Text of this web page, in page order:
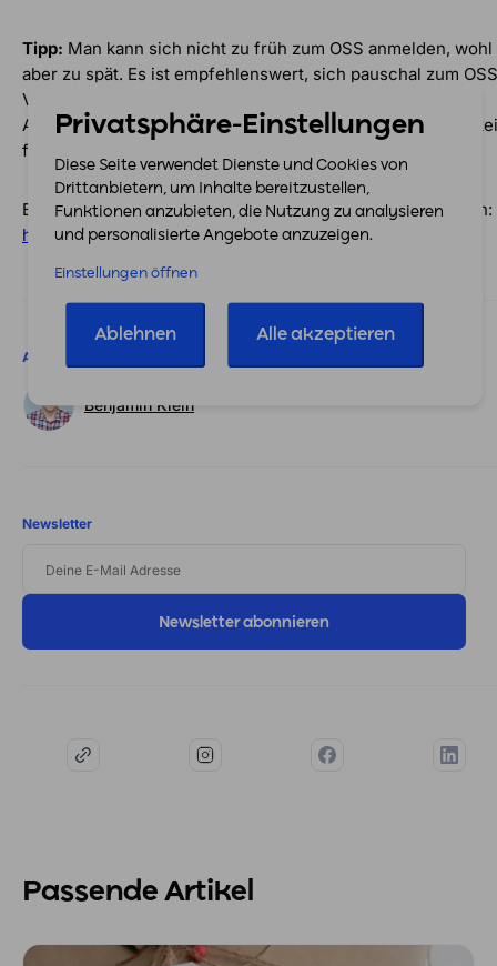
Autoren
Benjamin Klein
Newsletter
ADRESSE
Tipp: Man kann sich nicht zu früh zum OSS anmelden, wohl
aber zu spät. Es ist empfehlenswert, sich pauschal zum OSS
Verfahren anzumelden und Systeme wie z.B. countX zur
Abwicklung zu nutzen. Das verringert die
falsch oder gar zu spät zu handeln, massiv.
Bei Fragen zu obigen Punkten, sprecht countXjederzeit an:
hello@countx.comoder direkt unter +49 30 62 93 15 599.
Passende Artikel
Privatsphäre-Einstellungen
Diese Seite verwendet Dienste und Cookies von
Drittanbietern, um Inhalte bereitzustellen,
Funktionen anzubieten, die Nutzung zu analysieren
und personalisierte Angebote anzuzeigen.
Einstellungen öffnen
Ablehnen Alle akzeptieren